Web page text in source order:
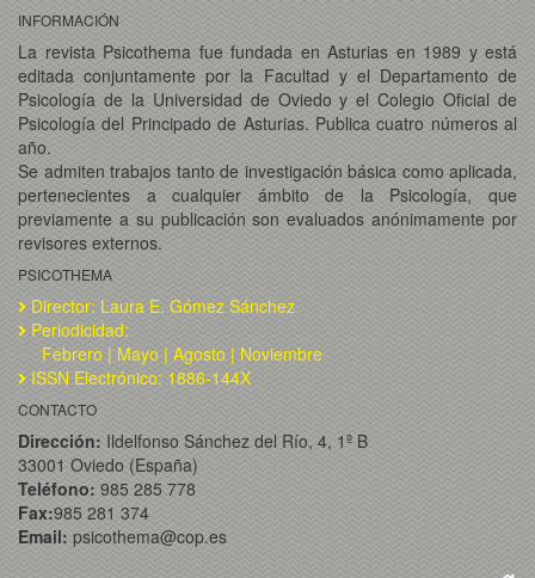
INFORMACIÓN
La revista Psicothema fue fundada en Asturias en 1989 y está
editada conjuntamente por la Facultad y el Departamento de
Psicología de la Universidad de Oviedo y el Colegio Oficial de
Psicología del Principado de Asturias. Publica cuatro números al
año.
Se admiten trabajos tanto de investigación básica como aplicada,
pertenecientes a cualquier ámbito de la Psicología, que
previamente a su publicación son evaluados anónimamente por
revisores externos.
PSICOTHEMA
Director: Laura E. Gómez Sánchez
Periodicidad:
Febrero | Mayo | Agosto | Noviembre
ISSN Electrónico: 1886-144X
CONTACTO
Dirección: Ildelfonso Sánchez del Río, 4, 1º B
33001 Oviedo (España)
Teléfono: 985 285 778
Fax:985 281 374
Email: psicothema@cop.es